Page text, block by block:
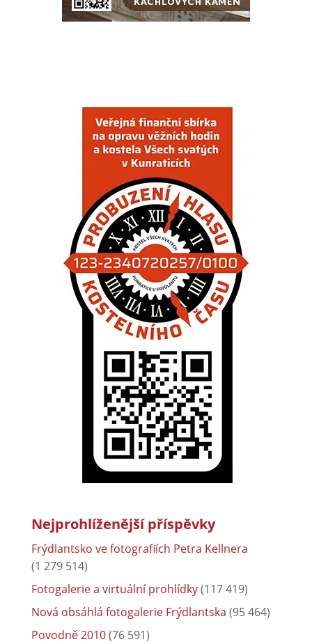
Nejprohlíženější příspěvky
Frýdlantsko ve fotografiích Petra Kellnera
(1 279 514)
Fotogalerie a virtuální prohlídky(117 419)
Nová obsáhlá fotogalerie Frýdlantska (95 464)
Povodně 2010(76 591)